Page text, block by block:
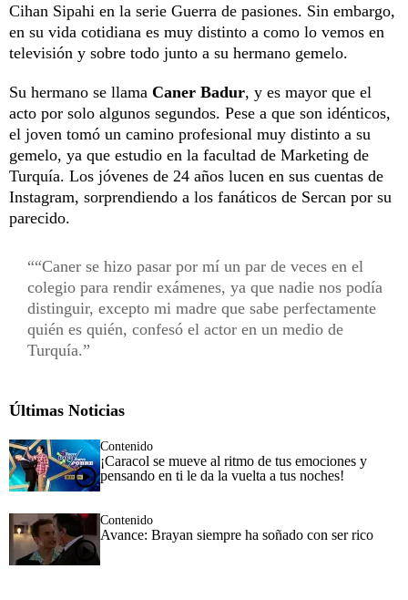
Cihan Sipahi en la serie Guerra de pasiones. Sin embargo,
en su vida cotidiana es muy distinto a como lo vemos en
televisión y sobre todo junto a su hermano gemelo.
Su hermano se llama Caner Badur, y es mayor que el
acto por solo algunos segundos. Pese a que son idénticos,
el joven tomó un camino profesional muy distinto a su
gemelo, ya que estudio en la facultad de Marketing de
Turquía. Los jóvenes de 24 años lucen en sus cuentas de
Instagram, sorprendiendo a los fanáticos de Sercan por su
parecido.
“Caner se hizo pasar por mí un par de veces en el
colegio para rendir exámenes, ya que nadie nos podía
distinguir, excepto mi madre que sabe perfectamente
quién es quién, confesó el actor en un medio de
Turquía.
Últimas Noticias
Contenido
¡Caracol se mueve al ritmo de tus emociones y
pensando en ti le da la vuelta a tus noches!
Contenido
Avance: Brayan siempre ha soñado con ser rico